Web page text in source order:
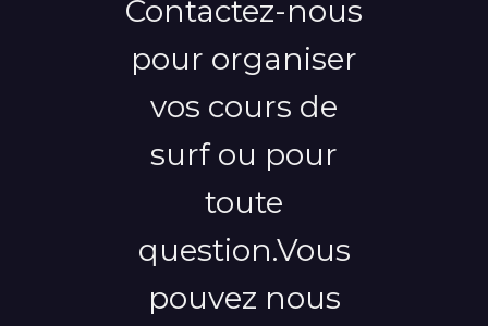
Contactez-nous
pour organiser
vos cours de
surf ou pour
toute
question.Vous
pouvez nous